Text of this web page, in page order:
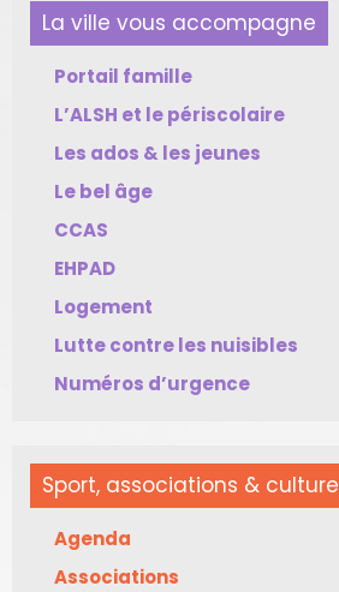
La ville vous accompagne
Portail famille
L’ALSH et le périscolaire
Les ados & les jeunes
Le bel âge
CCAS
EHPAD
Logement
Lutte contre les nuisibles
Numéros d’urgence
Sport, associations & culture
Agenda
Associations